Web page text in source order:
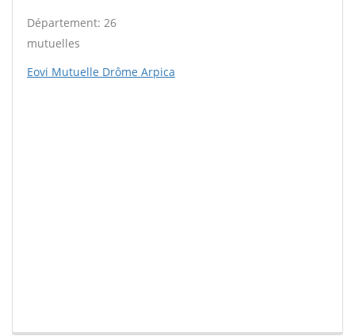
Département: 26
mutuelles
Eovi Mutuelle Drôme Arpica